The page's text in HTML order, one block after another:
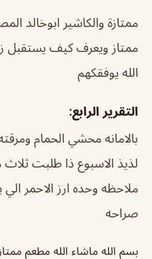
ممتازة والكاشير ابوخالد
ممتاز ويعرف كيف يستقبل
الله يوفقكهم
التقرير الرابع:
بالامانه محشي الحمام
لذيذ الاسبوع ذا طلبت
ملاحظه وحده ارز الاحمر
صراحه
بسم الله ماشاء الله مطعم